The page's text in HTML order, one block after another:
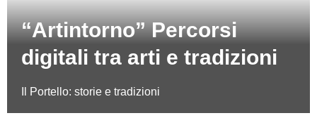
“Artintorno” Percorsi
digitali tra arti e tradizioni
Il Portello: storie e tradizioni